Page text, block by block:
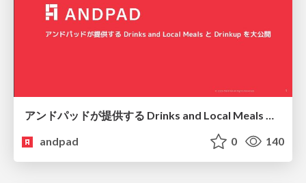
アンドパッドが提供する Drinks and Local Meals と Drinkup を大公開
andpad
0 140